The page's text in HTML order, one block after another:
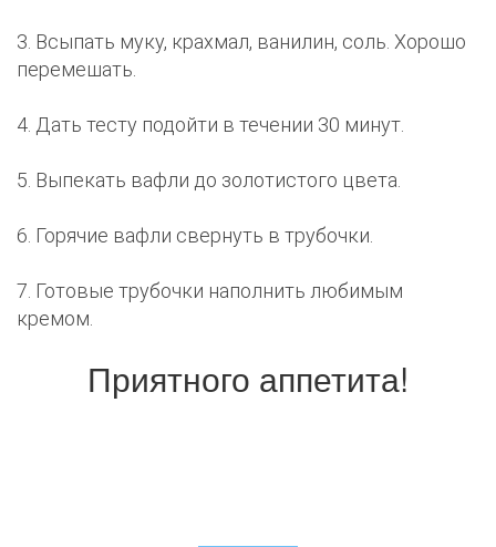
3. Всыпать муку, крахмал, ванилин, соль. Хорошо
перемешать.
4. Дать тесту подойти в течении 30 минут.
5. Выпекать вафли до золотистого цвета.
6. Горячие вафли свернуть в трубочки.
7. Готовые трубочки наполнить любимым
кремом.
Приятного аппетита!